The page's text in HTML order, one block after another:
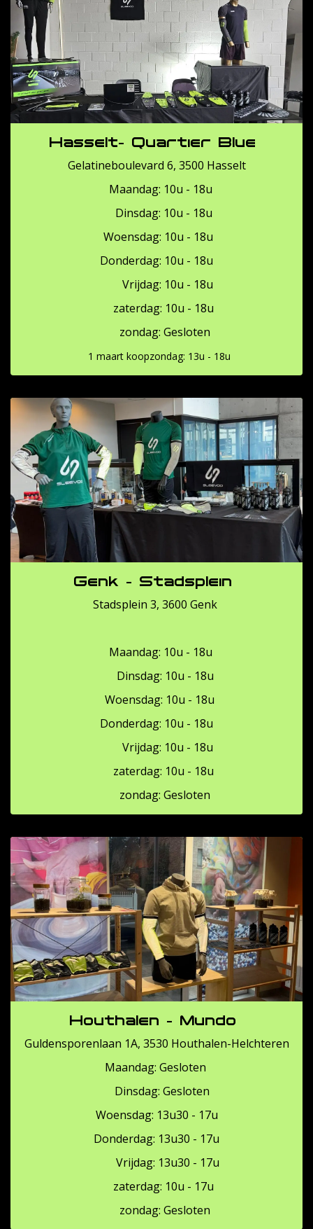
Hasselt- Quartier Blue
Gelatineboulevard 6, 3500 Hasselt
Maandag: 10u - 18u
Dinsdag: 10u - 18u
Woensdag: 10u - 18u
Donderdag: 10u - 18u
Vrijdag: 10u - 18u
zaterdag: 10u - 18u
zondag: Gesloten
1 maart koopzondag: 13u - 18u
Genk - Stadsplein
Stadsplein 3, 3600 Genk
Maandag: 10u - 18u
Dinsdag: 10u - 18u
Woensdag: 10u - 18u
Donderdag: 10u - 18u
Vrijdag: 10u - 18u
zaterdag: 10u - 18u
zondag: Gesloten
Houthalen - Mundo
Guldensporenlaan 1A, 3530 Houthalen-Helchteren
Maandag: Gesloten
Dinsdag: Gesloten
Woensdag: 13u30 - 17u
Donderdag: 13u30 - 17u
Vrijdag: 13u30 - 17u
zaterdag: 10u - 17u
zondag: Gesloten